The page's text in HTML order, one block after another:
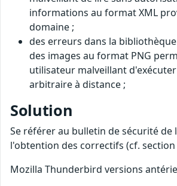
informations au format XML
domaine ;
des erreurs dans la
des images au format PNG
utilisateur malveillant
arbitraire à distance ;
Solution
Se référer au bulletin de sécurité
l'obtention des correctifs (cf.
Mozilla Thunderbird versions